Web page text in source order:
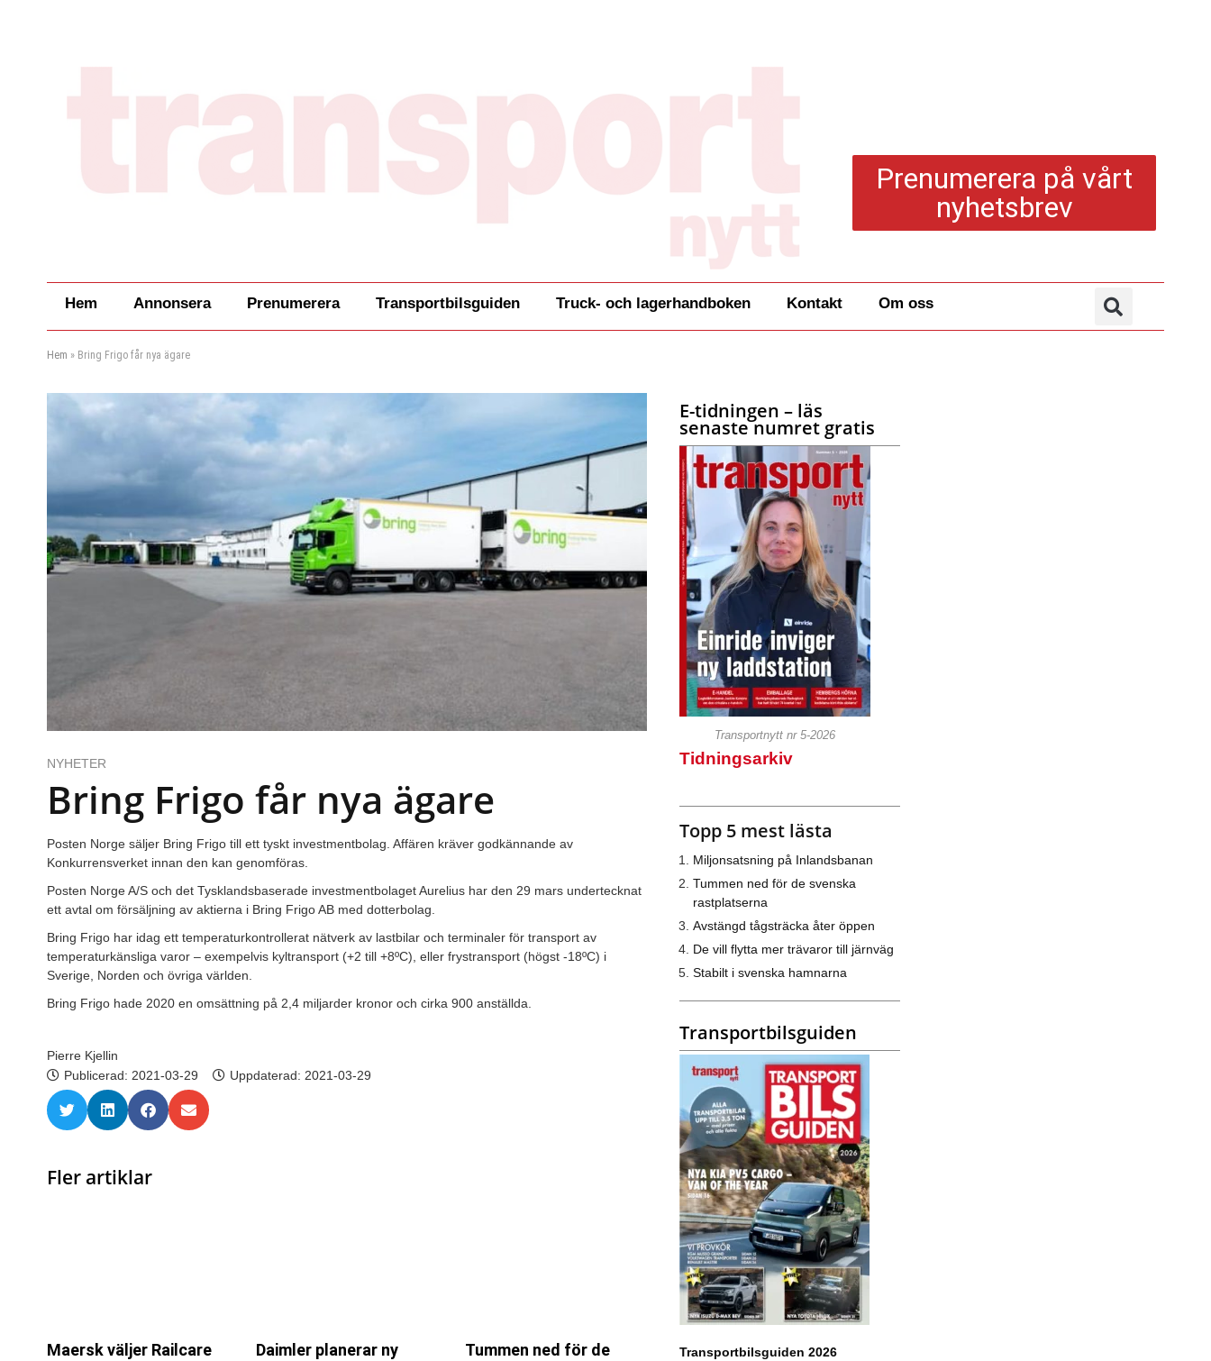
Prenumerera på vårt
nyhetsbrev
Hem Annonsera Prenumerera Transportbilsguiden Truck- och lagerhandboken Kontakt Om oss
Hem » Bring Frigo får nya ägare
NYHETER
Bring Frigo får nya ägare
Posten Norge säljer Bring Frigo till ett tyskt investmentbolag. Affären kräver godkännande av
Konkurrensverket innan den kan genomföras.
Posten Norge A/S och det Tysklandsbaserade investmentbolaget Aurelius har den 29 mars undertecknat
ett avtal om försäljning av aktierna i Bring Frigo AB med dotterbolag.
Bring Frigo har idag ett temperaturkontrollerat nätverk av lastbilar och terminaler för transport av
temperaturkänsliga varor – exempelvis kyltransport (+2 till +8ºC), eller frystransport (högst -18ºC) i
Sverige, Norden och övriga världen.
Bring Frigo hade 2020 en omsättning på 2,4 miljarder kronor och cirka 900 anställda.
Pierre Kjellin
Publicerad: 2021-03-29 Uppdaterad: 2021-03-29
Fler artiklar
Maersk väljer Railcare
Daimler planerar ny
Tummen ned för de
E-tidningen – läs
senaste numret gratis
Transportnytt nr 5-2026
Tidningsarkiv
Topp 5 mest lästa
Miljonsatsning på Inlandsbanan
Tummen ned för de svenska
rastplatserna
Avstängd tågsträcka åter öppen
De vill flytta mer trävaror till järnväg
Stabilt i svenska hamnarna
Transportbilsguiden
Transportbilsguiden 2026